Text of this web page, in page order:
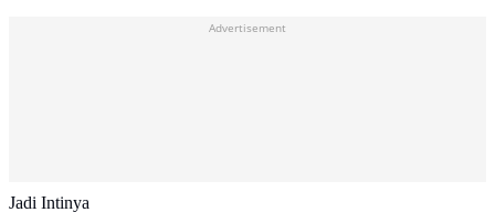
Advertisement
Jadi Intinya